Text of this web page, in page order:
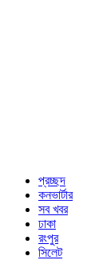
প্রচ্ছদ
কনভার্টার
সব খবর
ঢাকা
রংপুর
সিলেট